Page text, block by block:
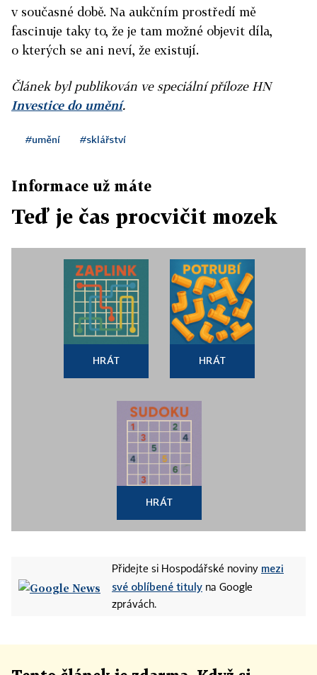
v současné době. Na aukčním prostředí mě
fascinuje taky to, že je tam možné objevit díla,
o kterých se ani neví, že existují.
Článek byl publikován ve speciální příloze HN
Investice do umění.
#umění #sklářství
Informace už máte
Teď je čas procvičit mozek
HRÁT HRÁT
HRÁT
Přidejte si Hospodářské noviny mezi
své oblíbené tituly na Google
zprávách.